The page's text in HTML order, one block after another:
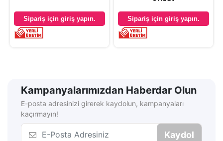
Sipariş için giriş yapın. Sipariş için giriş yapın.
Kampanyalarımızdan Haberdar Olun
E-posta adresinizi girerek kaydolun, kampanyaları
kaçırmayın!
Kaydol